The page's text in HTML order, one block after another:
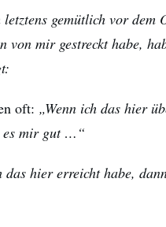
gemütlich vor dem
von mir gestreckt habe,
oft: „Wenn ich das hier
es mir gut …“
das hier erreicht habe,